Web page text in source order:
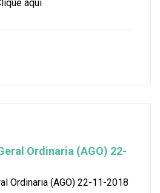
aqui
Ordinaria (AGO) 22-
Ordinaria (AGO) 22-11-2018